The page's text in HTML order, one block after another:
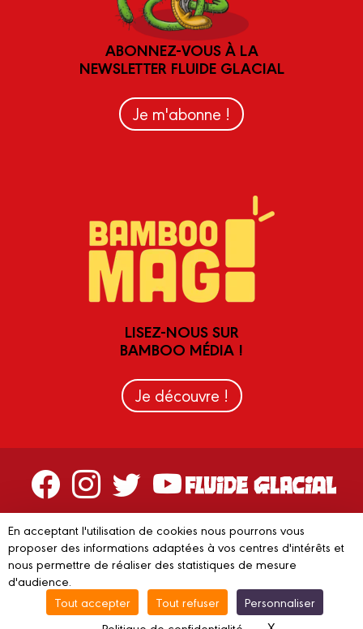
ABONNEZ-VOUS À LA
NEWSLETTER FLUIDE GLACIAL
Je m'abonne !
LISEZ-NOUS SUR
BAMBOO MÉDIA !
Je découvre !
Contactez-nous
Devenir partenaire
© 2023 FLUIDE GLACIAL Mentions légales C.G.V.
Conditions
En acceptant l'utilisation de cookies nous pourrons vous
proposer des informations adaptées à vos centres d'intérêts et
nous permettre de réaliser des statistiques de mesure
d'audience.
Tout accepter
Tout refuser
Personnaliser